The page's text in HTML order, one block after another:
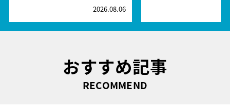
2026.08.06
おすすめ記事
RECOMMEND